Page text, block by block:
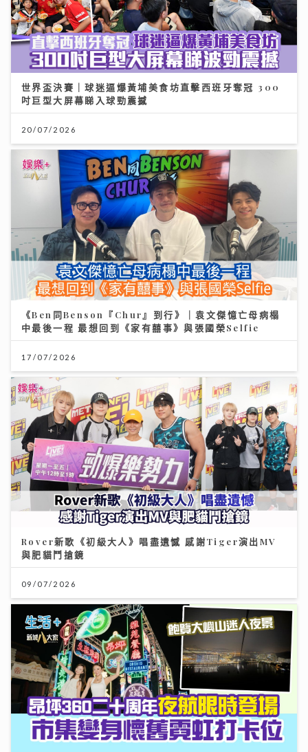
世界盃決賽｜球迷逼爆黃埔美食坊直擊西班牙奪冠 300
吋巨型大屏幕睇入球勁震撼
20/07/2026
《Ben同Benson『Chur』到行》｜袁文傑憶亡母病榻
中最後一程 最想回到《家有囍事》與張國榮Selfie
17/07/2026
Rover新歌《初級大人》唱盡遺憾 感謝Tiger演出MV
與肥貓鬥搶鏡
09/07/2026